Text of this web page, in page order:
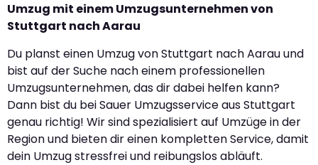
Umzug mit einem Umzugsunternehmen von
Stuttgart nach Aarau
Du planst einen Umzug von Stuttgart nach Aarau und
bist auf der Suche nach einem professionellen
Umzugsunternehmen, das dir dabei helfen kann?
Dann bist du bei Sauer Umzugsservice aus Stuttgart
genau richtig! Wir sind spezialisiert auf Umzüge in der
Region und bieten dir einen kompletten Service, damit
dein Umzug stressfrei und reibungslos abläuft.